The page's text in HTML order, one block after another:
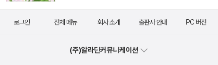
로그인 전체 메뉴 회사 소개 출판사 안내 PC 버전
(주)알라딘커뮤니케이션